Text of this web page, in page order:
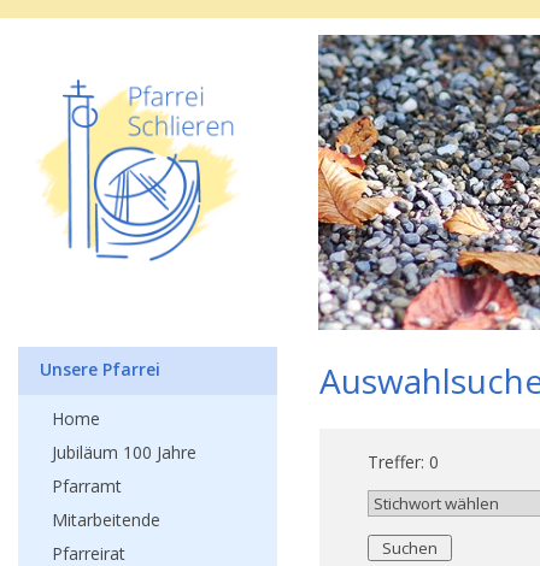
Unsere Pfarrei
Home
Jubiläum 100 Jahre
Pfarramt
Mitarbeitende
Pfarreirat
Treffer: 0